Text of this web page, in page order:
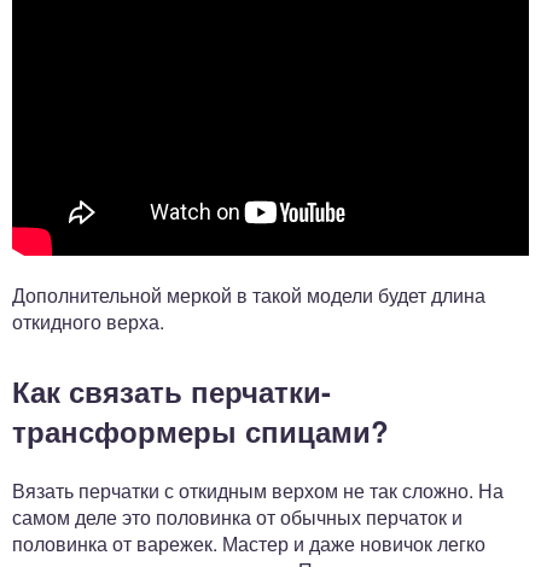
Дополнительной меркой в такой модели будет длина
откидного верха.
Как связать перчатки-
трансформеры спицами?
Вязать перчатки с откидным верхом не так сложно. На
самом деле это половинка от обычных перчаток и
половинка от варежек. Мастер и даже новичок легко